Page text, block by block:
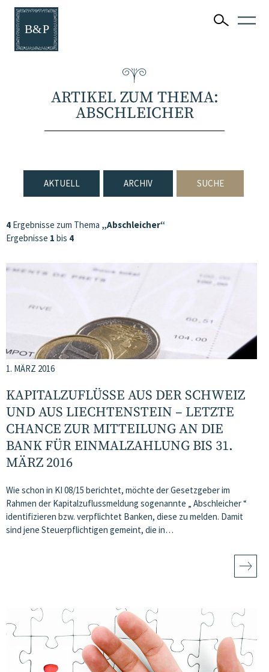
ARTIKEL ZUM THEMA:
ABSCHLEICHER
AKTUELL ARCHIV SUCHE
4 Ergebnisse zum Thema „Abschleicher“
Ergebnisse 1 bis 4
1. MÄRZ 2016
KAPITALZUFLÜSSE AUS DER SCHWEIZ
UND AUS LIECHTENSTEIN – LETZTE
CHANCE ZUR MITTEILUNG AN DIE
BANK FÜR EINMALZAHLUNG BIS 31.
MÄRZ 2016
Wie schon in KI 08/15 berichtet, möchte der Gesetzgeber im
Rahmen der Kapitalzuflussmeldung sogenannte „ Abschleicher “
identifizieren bzw. verpflichtet Banken, diese zu melden. Damit
sind jene Steuerpflichtigen gemeint, die in…